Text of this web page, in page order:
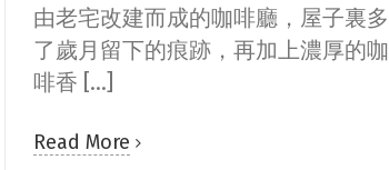
由老宅改建而成的咖啡廳，屋子裏多
了歲月留下的痕跡，再加上濃厚的咖
啡香 [...]
Read More